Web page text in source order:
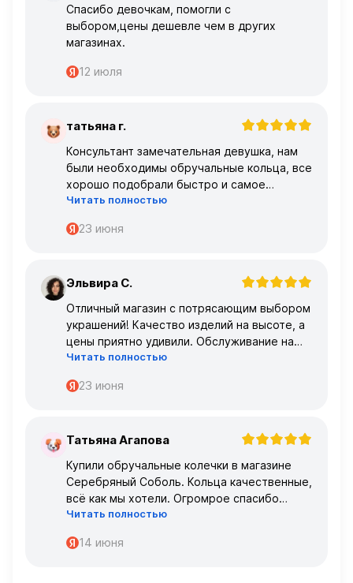
Спасибо девочкам, помогли с
выбором,цены дешевле чем в других
магазинах.
12 июля
Т татьяна г.
Консультант замечательная девушка, нам
были необходимы обручальные кольца, все
хорошо подобрали быстро и самое
главное, что все подошло по размеру с
Читать полностью
23 июня
Э Эльвира С.
Отличный магазин с потрясающим выбором
украшений! Качество изделий на высоте, а
цены приятно удивили. Обслуживание на
высшем уровне – консультанты очень
Читать полностью
23 июня
Т Татьяна Агапова
Купили обручальные колечки в магазине
Серебряный Соболь. Кольца качественные,
всё как мы хотели. Огромрое спасибо
персоналу за работу с нами!
Читать полностью
14 июня